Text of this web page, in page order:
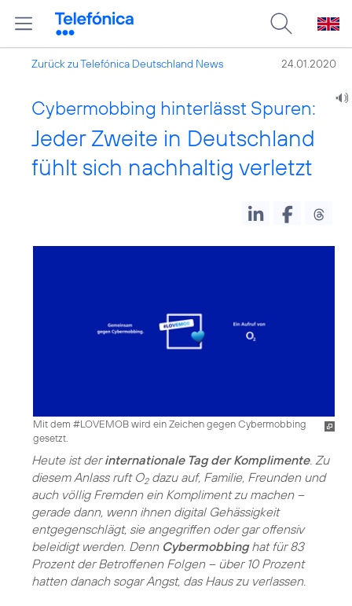
Zurück zu Telefónica Deutschland News 24.01.2020
Cybermobbing hinterlässt Spuren:
Jeder Zweite in Deutschland
fühlt sich nachhaltig verletzt
Mit dem #LOVEMOB wird ein Zeichen gegen Cybermobbing
gesetzt.
Heute ist derinternationale Tag der Komplimente. Zu
diesem Anlass ruft O2dazu auf, Familie, Freunden und
auch völlig Fremden ein Kompliment zu machen –
gerade dann, wenn ihnen digital Gehässigkeit
entgegenschlägt, sie angegriffen oder gar offensiv
beleidigt werden. Denn Cybermobbinghat für 83
Prozent der Betroffenen Folgen – über 10 Prozent
hatten danach sogar Angst, das Haus zu verlassen.